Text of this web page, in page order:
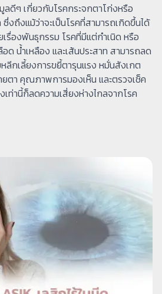
ลดีๆ เกี่ยวกับโรคกระจกตาโก่งหรือ
งถึงแม้ว่าจะเป็นโรคที่สามารถเกิดขึ้นได้
รื่องพันธุกรรม โรคที่มีแต่กำเนิด หรือ
ด น้ำเหลือง และเส้นประสาท สามารถลด
ลีกเลี้ยงการขยี้ตารุนแรง หมั่นสังเกต
ตา คุณภาพการมองเห็น และตรวจเช็ค
ท่านี้ก็ลดความเสี่ยงห่างไกลจากโรค